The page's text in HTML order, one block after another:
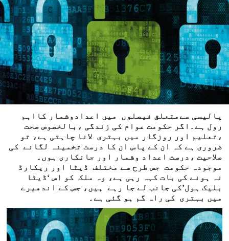
پالیسی سےمتعلق فیصلوں میں اعدادوشمار کااہم
رول ہے۔اگر حکومت عوام کی زندگی ،بالخصوص صحت
،تعلیم اور روزگار میں بہتری لانا چاہتی ہے، تو
ضروری ہے کہ ان کے پاس ان کا درست تخمینہ لگانے کی
صلاحیت ،درست اعداد وشمار اور جانکاری ہوں۔
موجودہ حکومت جس طرح سے مختلف ڈیٹا اور ریکارڈ
نہ ہونے کی بات کہہ رہی ہے، وہ ملک کو اس ‘ڈیٹا
بلیک ہول’کی جانب لے جا رہے ہیں، جس کے اندھیرے
میں بہتری کی راہ گم ہو گئی ہے۔